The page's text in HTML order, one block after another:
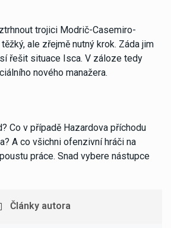
trojici Modrič-Casemiro-
ale zřejmě nutný krok. Záda jim
řešit situace Isca. V záloze tedy
nového manažera.
Co v případě Hazardova příchodu
A co všichni ofenzivní hráči na
práce. Snad vybere nástupce
Články autora